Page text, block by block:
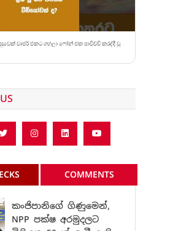
චාජර් එකට ගහලා ෆෝන් එක පාවිච්චි කරද්දී වූ
COMMENTS
කංජිපානිගේ ගිණුමෙන්,
NPP පක්ෂ අරමුදලට